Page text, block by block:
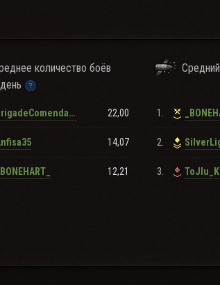
количество боёв
BrigadeComendante 22,00
14,07
_BONEHART_ 12,21
1.
2.
3. ToJIu_K